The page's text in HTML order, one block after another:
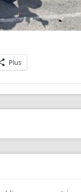
Plus